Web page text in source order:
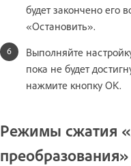
будет закончено его
«Остановить».
Выполняйте
пока не будет
нажмите кнопку ОК.
Режимы сжатия
преобразования»